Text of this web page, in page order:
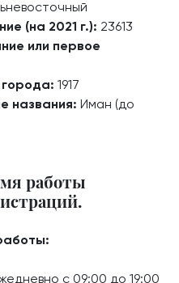
(на 2021 г.): 23613
или первое
1917
названия: Иман (до
работы
с 09:00 до 19:00